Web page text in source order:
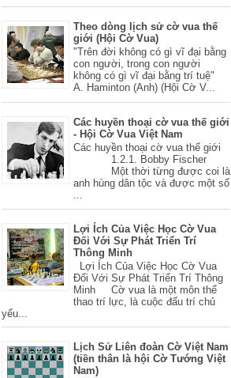
Theo dòng lịch sử cờ vua thế
giới (Hội Cờ Vua)
"Trên đời không có gì vĩ đại bằng
con người, trong con người
không có gì vĩ đại bằng trí tuệ"
A. Haminton (Anh) (Hội Cờ V...
Các huyền thoại cờ vua thế giới
- Hội Cờ Vua Việt Nam
Các huyền thoại cờ vua thế giới
1.2.1. Bobby Fischer
Một thời từng được coi là
anh hùng dân tộc và được một số
...
Lợi Ích Của Việc Học Cờ Vua
Đối Với Sự Phát Triển Trí
Thông Minh
Lợi Ích Của Việc Học Cờ Vua
Đối Với Sự Phát Triển Trí Thông
Minh Cờ vua là một môn thể
thao trí lực, là cuộc đấu trí chủ
yếu...
Lịch Sử Liên đoàn Cờ Việt Nam
(tiền thân là hội Cờ Tướng Việt
Nam)